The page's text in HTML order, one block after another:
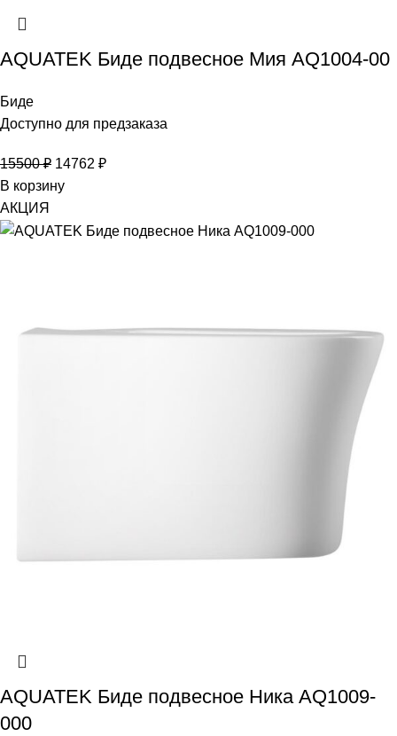
AQUATEK Биде подвесное Мия AQ1004-00
Биде
Доступно для предзаказа
15500₽ 14762 ₽
В корзину
АКЦИЯ
AQUATEK Биде подвесное Ника AQ1009-
000